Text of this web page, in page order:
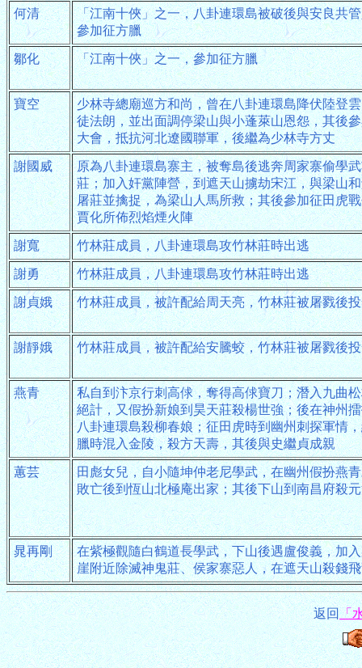
何清
「江南十俠」之一，八卦連環島被破後與安良共
參加征方臘
鄒化 「江南十俠」之一，參加征方臘
寶空
少林寺總廟巡方和尚，曾在八卦連環島降伏陸登
徒法朗，並出面調停梁山與小蓬萊山恩怨，其後
大會，抵抗河北遼國聯軍，後繼為少林寺方丈
謝國威
原為八卦連環島寨主，被奪島後逃奔周家寨偷學
莊；加入奸黨陣營，到遮天山擄劫宋江，與梁山
屠莊並擒捉，為梁山人馬所救；其後參加征田虎
賈化所佈烈焰煙火陣
謝寬 竹林莊成員，八卦連環島攻竹林莊時出逃
謝勇 竹林莊成員，八卦連環島攻竹林莊時出逃
謝貞娥 竹林莊成員，被許配給周天亮，竹林莊被屠戮後
謝靜娥 竹林莊成員，被許配給安騰蛟，竹林莊被屠戮後
燕青
私自到汴京行刺高俅，奪得高俅寶刀；潛入九曲
絕計，又假扮新娘到昊天莊殺楊世強；後在神州
八卦連環島殺柳春娘；征田虎時到幽州刺探軍情
臘時混入金陵，殺方天壽，其後與史繼貞成親
蕙芸
田彪女兒，自小隨坤仲老尼學武，在幽州假扮燕
敗亡後到恆山北極庵出家；其後下山到南昌府殺
晁再剛
在紫極觀隨白鶴道長學武，下山後遇盧俊義，加
崖附近除滅神鬼莊、侯家寨惡人，在遮天山殺錢
返回「